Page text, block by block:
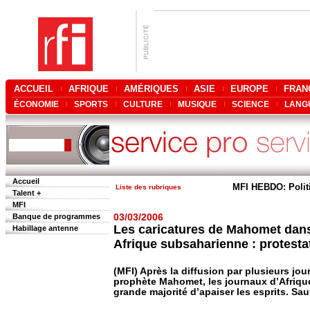
ACCUEIL AFRIQUE AMÉRIQUES ASIE EUROPE
ÉCONOMIE SPORTS CULTURE MUSIQUE SCIENCE
Accueil
Talent +
MFI
Banque de programmes
Habillage antenne
Liste des rubriques MFI HEBDO:
03/03/2006
Les caricatures de Mahomet
Afrique subsaharienne :
(MFI) Après la diffusion par plusieurs
prophète Mahomet, les journaux
grande majorité d’apaiser les esprits.